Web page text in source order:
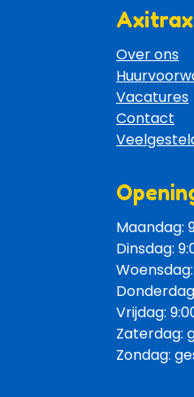
Over ons
Vacatures
Contact
Maandag:
Dinsdag:
Vrijdag:
Zaterdag:
Zondag: